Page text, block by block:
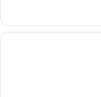
jardin
le
type
de